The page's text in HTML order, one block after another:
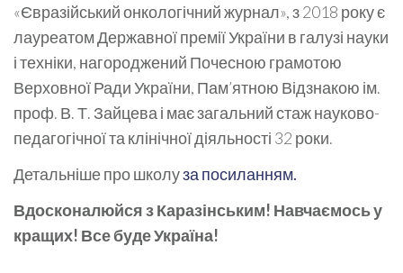
«Євразійський онкологічний журнал», з 2018 року є
лауреатом Державної премії України в галузі науки
і техніки, нагороджений Почесною грамотою
Верховної Ради України, Пам’ятною Відзнакою ім.
проф. В. Т. Зайцева і має загальний стаж науково-
педагогічної та клінічної діяльності 32 роки.
Детальніше про школуза посиланням.
Вдосконалюйся з Каразінським! Навчаємось у
кращих! Все буде Україна!